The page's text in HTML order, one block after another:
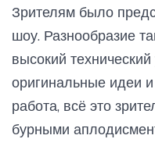
Зрителям было
шоу. Разнообразие
высокий
оригинальные идеи
работа, всё это
бурными